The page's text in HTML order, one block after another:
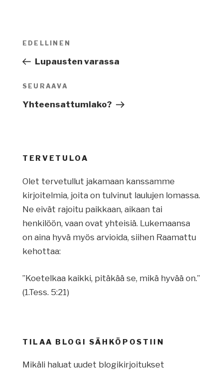
Artikkelien
Edellinen
artikkeli
EDELLINEN
Lupausten varassa
Seuraava
artikkeli
SEURAAVA
Yhteensattumiako?
TERVETULOA
Olet tervetullut jakamaan kanssamme
kirjoitelmia, joita on tulvinut laulujen lomassa.
Ne eivät rajoitu paikkaan, aikaan tai
henkilöön, vaan ovat yhteisiä. Lukemaansa
on aina hyvä myös arvioida, siihen Raamattu
kehottaa:
”Koetelkaa kaikki, pitäkää se, mikä hyvää on.”
(1.Tess. 5:21)
TILAA BLOGI SÄHKÖPOSTIIN
Mikäli haluat uudet blogikirjoitukset